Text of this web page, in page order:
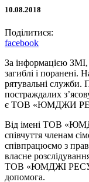
10.08.2018
Поділитися:
facebook
За інформацією ЗМІ,
загиблі і поранені.
рятувальні служби.
постраждалих
є ТОВ «ЮМДЖИ
Від імені ТОВ
співчуття членам
співпрацюємо з
власне
ТОВ «ЮМДЖІ
допомога.